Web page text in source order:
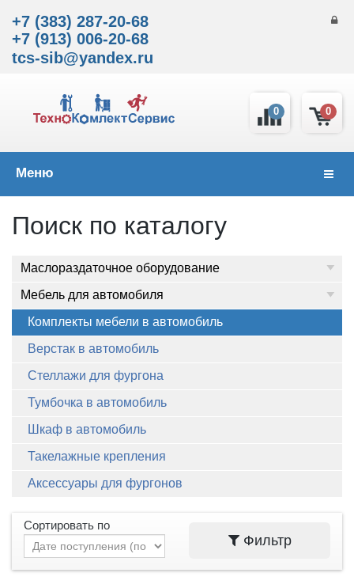
+7 (383) 287-20-68
+7 (913) 006-20-68
tcs-sib@yandex.ru
0
0
Меню
Поиск по каталогу
Маслораздаточное оборудование
Мебель для автомобиля
Комплекты мебели в автомобиль
Верстак в автомобиль
Стеллажи для фургона
Тумбочка в автомобиль
Шкаф в автомобиль
Такелажные крепления
Аксессуары для фургонов
Сортировать по
Фильтр